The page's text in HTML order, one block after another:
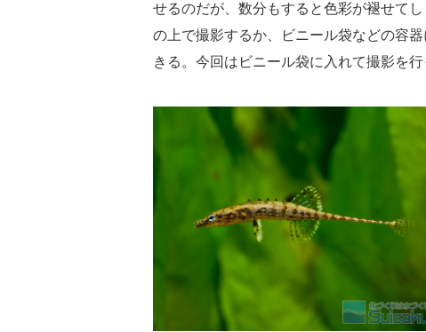
せるのだが、数分もすると色彩が褪せて
の上で撮影するか、ビニール袋などの容
きる。今回はビニール袋に入れて撮影を行